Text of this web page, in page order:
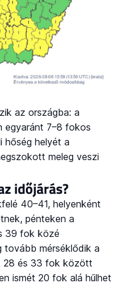
az országba: a
egyaránt 7–8 fokos
hőség helyét a
meleg veszi
időjárás?
40–41, helyenként
pénteken a
39 fok közé
tovább mérséklődik a
28 és 33 fok között
ismét 20 fok alá hűlhet